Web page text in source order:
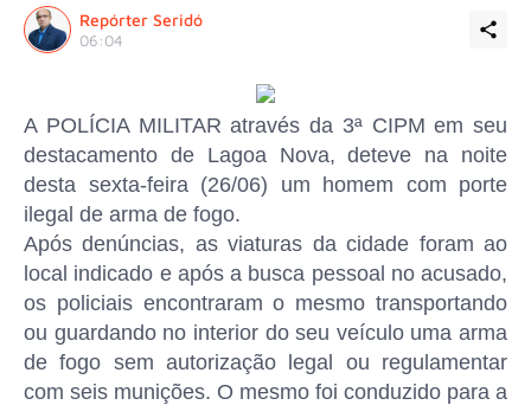
Repórter Seridó
06:04
A POLÍCIA MILITAR através da 3ª CIPM em seu
destacamento de Lagoa Nova, deteve na noite
desta sexta-feira (26/06) um homem com porte
ilegal de arma de fogo.
Após denúncias, as viaturas da cidade foram ao
local indicado e após a busca pessoal no acusado,
os policiais encontraram o mesmo transportando
ou guardando no interior do seu veículo uma arma
de fogo sem autorização legal ou regulamentar
com seis munições. O mesmo foi conduzido para a